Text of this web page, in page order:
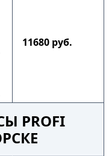
11680 руб.
PROFI